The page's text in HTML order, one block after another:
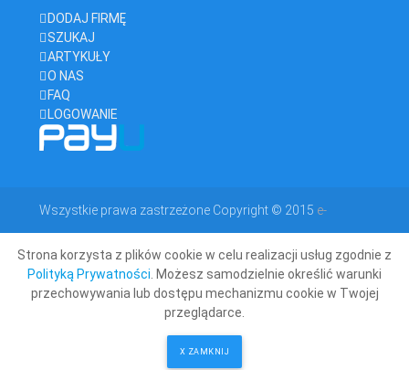
DODAJ FIRMĘ
SZUKAJ
ARTYKUŁY
O NAS
FAQ
LOGOWANIE
Wszystkie prawa zastrzeżone Copyright © 2015 e-
geodeta.com
Strona korzysta z plików cookie w celu realizacji usług zgodnie z
Polityką Prywatności . Możesz samodzielnie określić warunki
przechowywania lub dostępu mechanizmu cookie w Twojej
przeglądarce.
X ZAMKNIJ